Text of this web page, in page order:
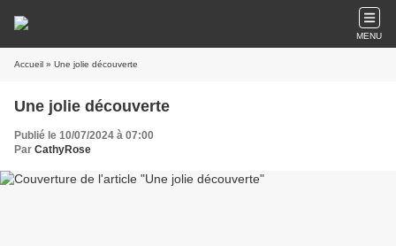
MENU
Accueil » Une jolie découverte
Une jolie découverte
Publié le 10/07/2024 à 07:00
Par CathyRose